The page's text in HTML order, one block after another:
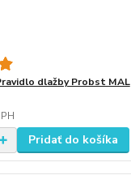
dlažby Probst MAL
Pridať do košíka